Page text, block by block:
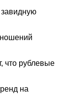
что рублевые
на